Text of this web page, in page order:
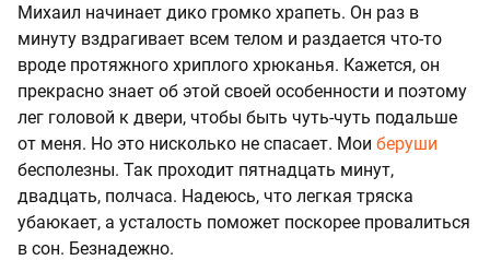
Михаил начинает дико громко храпеть. Он раз в
минуту вздрагивает всем телом и раздается что-то
вроде протяжного хриплого хрюканья. Кажется, он
прекрасно знает об этой своей особенности и поэтому
лег головой к двери, чтобы быть чуть-чуть подальше
от меня. Но это нисколько не спасает. Мои беруши
бесполезны. Так проходит пятнадцать минут,
двадцать, полчаса. Надеюсь, что легкая тряска
убаюкает, а усталость поможет поскорее провалиться
в сон. Безнадежно.